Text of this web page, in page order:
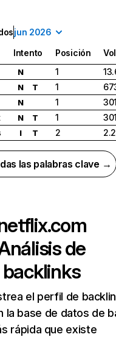
jun 2026
Intento Posición
N 1
N T 1
N 1
N T 1
I T 2
las palabras clave →
de
backlinks
el perfil de
la base de datos de
rápida que existe